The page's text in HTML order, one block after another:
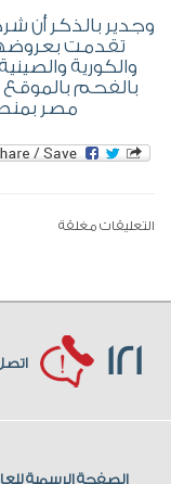
وجدير بالذكر أن
تقدمت
والكورية
بالفحم
مصر
التعليقات مغلقة
121 اتصل
الصفحة الرسمية